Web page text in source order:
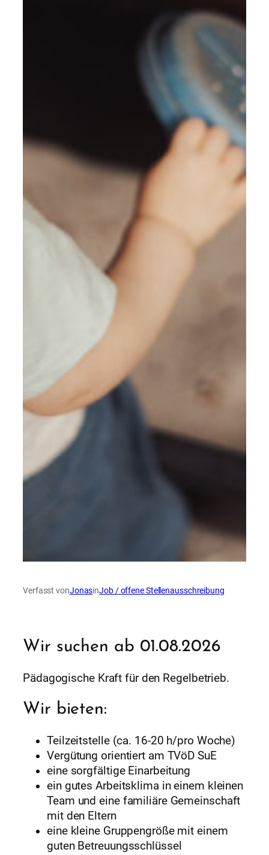
Verfasst vonJonasinJob / offene Stellenausschreibung
Wir suchen ab 01.08.2026
Pädagogische Kraft für den Regelbetrieb.
Wir bieten:
Teilzeitstelle (ca. 16-20 h/pro Woche)
Vergütung orientiert am TVöD SuE
eine sorgfältige Einarbeitung
ein gutes Arbeitsklima in einem kleinen
Team und eine familiäre Gemeinschaft
mit den Eltern
eine kleine Gruppengröße mit einem
guten Betreuungsschlüssel